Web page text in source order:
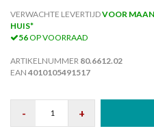
VERWACHTE LEVERTIJDVOOR
HUIS*
56OP VOORRAAD
ARTIKELNUMMER 80.6612.02
EAN 4010105491517
- +